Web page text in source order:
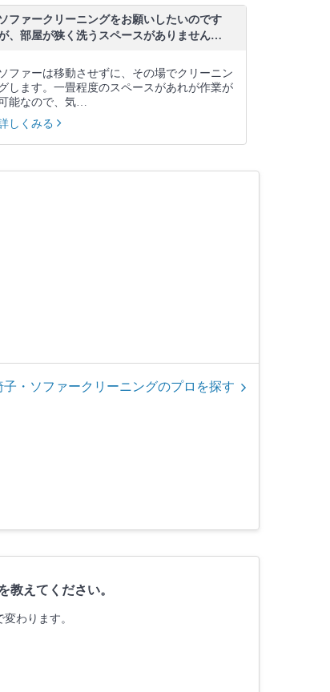
ソファークリーニングをお願いしたいのです
、部屋が狭く洗うスペースがありません…
ソファーは移動させずに、その場でクリーニン
します。一畳程度のスペースがあれが作業が
能なので、気…
しくみる
子・ソファークリーニングのプロを探す
教えてください。
わります。